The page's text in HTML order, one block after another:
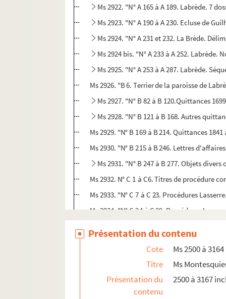
Ms 2922. "N° A 165 à A 189. Labrède. 7
Ms 2923. "N° A 190 à A 230. Ecluse de
Ms 2924. "N° A 231 et 232. La Brède.
Ms 2924 bis. "N° A 233 à A 252.
Ms 2925. "N° A 253 à A 287. Labrède.
Ms 2926. "B 6. Terrier de la paroisse de
Ms 2927. "N° B 82 à B 120.Quittances
Ms 2928. "N° B 121 à B 168. Autres
Ms 2929. "N° B 169 à B 214. Quittances 1841
Ms 2930. "N° B 215 à B 246. Lettres
Ms 2931. "N° B 247 à B 277. Objets
Ms 2932. N° C 1 à C6. Titres de procédure
Ms 2933. "N° C 7 à C 23. Procédures
Ms 2934. "N° C 24 à C 29. Procédures
Ms 2939. "C N° 53. Procès entre Mr de
Présentation du contenu
Cote
Ms 2500 à 3164
Titre
Ms
Présentation du
contenu
2500 à 3167